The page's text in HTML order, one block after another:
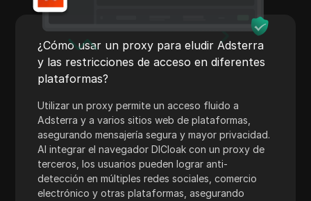
Shopify
Skrill
Snapchat
SoundCloud
Spotify
Cuadrado
Stripe
Taboola
¿Cómo usar un proxy para eludir Adsterra
y las restricciones de acceso en diferentes
plataformas?
Utilizar un proxy permite un acceso fluido a
Adsterra y a varios sitios web de plataformas,
asegurando mensajería segura y mayor privacidad.
Al integrar el navegador DICloak con un proxy de
terceros, los usuarios pueden lograr anti-
detección en múltiples redes sociales, comercio
electrónico y otras plataformas, asegurando